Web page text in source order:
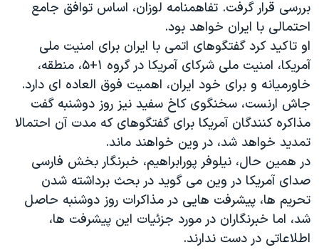
بررسی قرار گرفت. تفاهمنامه لوزان، اساس توافق جامع
احتمالی با ایران خواهد بود.
او تاکید کرد گفتگوهای اتمی با ایران برای امنیت ملی
آمریکا، امنیت ملی شرکای آمریکا در گروه ۱+۵، منطقه،
خاورمیانه و برای خود ایران، اهمیت فوق العاده ای دارد.
جاش ارنست، سخنگوی کاخ سفید نیز روز دوشنبه گفت
مذاکره کنندگان آمریکا برای گفتگوهای که مدت آن احتمالا
تمدید خواهد شد، در وین خواهند ماند.
در همین حال، نیلوفر پورابراهیم، خبرنگار بخش فارسی
صدای آمریکا در وین می گوید در بحث برداشته شدن
تحریم ها، پیشرفت هایی در مذاکرات روز دوشنبه حاصل
شد، اما خبرنگاران در مورد جزئیات این پیشرفت ها،
اطلاعاتی در دست ندارند.